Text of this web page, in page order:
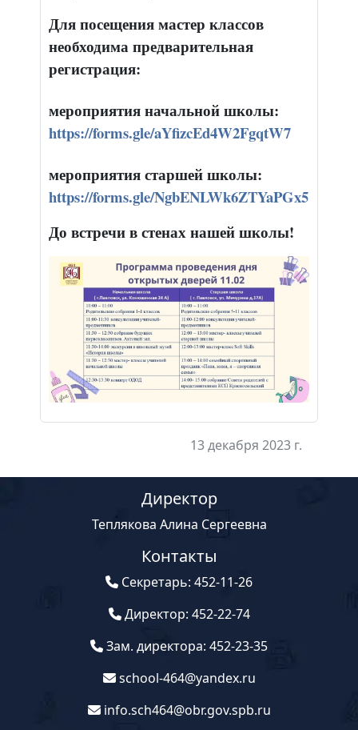
Для посещения мастер классов
необходима предварительная
регистрация:
мероприятия начальной школы:
https://forms.gle/aYfizcEd4W2FgqtW7
мероприятия старшей школы:
https://forms.gle/NgbENLWk6ZTYaPGx5
До встречи в стенах нашей школы!
13 декабря 2023 г.
Директор
Теплякова Алина Сергеевна
Контакты
Секретарь: 452-11-26
Директор: 452-22-74
Зам. директора: 452-23-35
school-464@yandex.ru
info.sch464@obr.gov.spb.ru